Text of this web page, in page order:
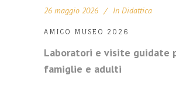
26 maggio 2026 In Didattica
AMICO MUSEO 2026
Laboratori e visite guidate
famiglie e adulti